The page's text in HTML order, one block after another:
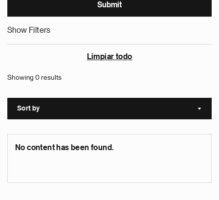
Show Filters
Limpiar todo
Showing 0 results
Sort by Sort
No content has been found.